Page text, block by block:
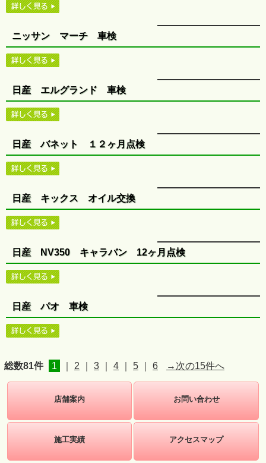
ニッサン マーチ 車検
日産 エルグランド 車検
日産 バネット １２ヶ月点検
日産 キックス オイル交換
日産 NV350 キャラバン 12ヶ月点検
日産 パオ 車検
総数81件 1 2 3 4 5 6 →次の15件へ
店舗案内 お問い合わせ
施工実績 アクセスマップ